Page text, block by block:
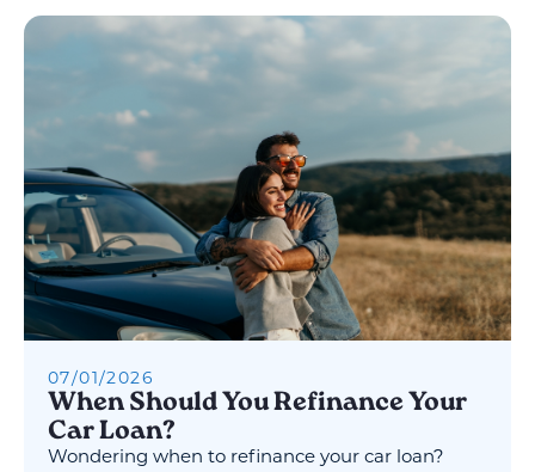
07/01/2026
When Should You Refinance Your
Car Loan?
Wondering when to refinance your car loan?